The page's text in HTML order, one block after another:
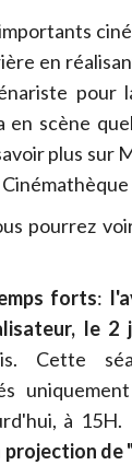
en
pour
scène
plus sur
pourrez
forts:
le 2
Cette
à 15H.
projection de